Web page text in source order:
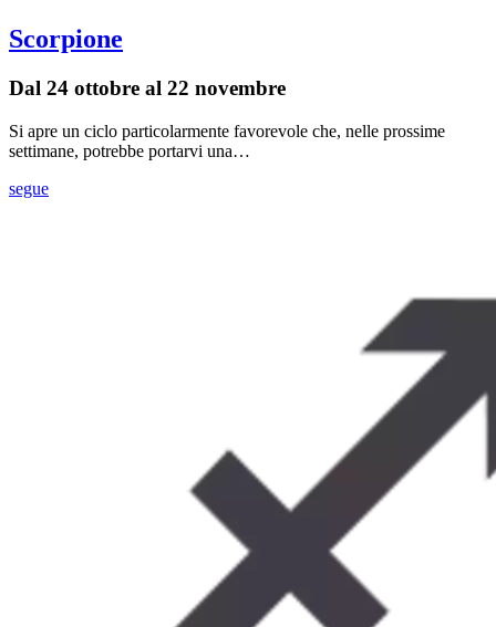
Scorpione
Dal 24 ottobre al 22 novembre
Si apre un ciclo particolarmente favorevole che, nelle prossime
settimane, potrebbe portarvi una…
segue